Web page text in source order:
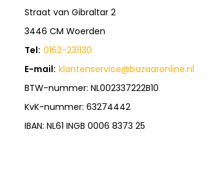
Straat van Gibraltar 2
3446 CM Woerden
Tel: 0162-231130
E-mail: klantenservice@bazaaronline.nl
BTW-nummer: NL002337222B10
KvK-nummer: 63274442
IBAN: NL61 INGB 0006 8373 25